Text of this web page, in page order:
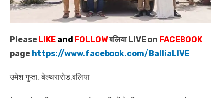
Please LIKE and FOLLOWबलिया LIVE on FACEBOOK
page https://www.facebook.com/BalliaLIVE
उमेश गुप्ता, बेल्थरारोड,बलिया